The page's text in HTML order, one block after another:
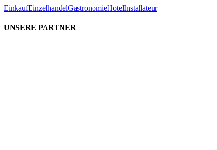
EinkaufEinzelhandelGastronomieHotelInstallateur
UNSERE PARTNER